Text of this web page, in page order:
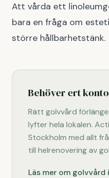
Att vårda ett
bara en fråga om
större hållbarhetstänk.
Behöver ert
Rätt golvvård
lyfter hela lokalen.
Stockholm med allt
till helrenovering av
Läs mer om